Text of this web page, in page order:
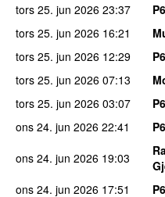
tors 25. jun 2026 23:37
tors 25. jun 2026 16:21
tors 25. jun 2026 12:29
tors 25. jun 2026 07:13
tors 25. jun 2026 03:07
ons 24. jun 2026 22:41
ons 24. jun 2026 19:03
ons 24. jun 2026 17:51